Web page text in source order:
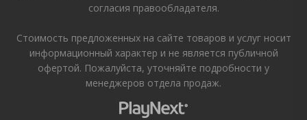
согласия правообладателя.
Стоимость предложенных на сайте товаров и услуг носит
информационный характер и не является публичной
офертой. Пожалуйста, уточняйте подробности у
менеджеров отдела продаж.